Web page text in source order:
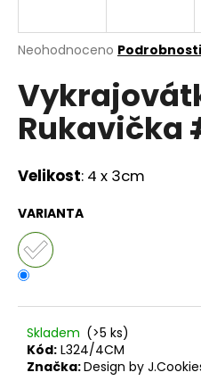
Průměrné
produktu
je
0,0
hvězdiček.
Neohodnoceno
Rukavička
Velikost: 4 x 3cm
VARIANTA
Skladem (>5 ks)
Kód: L324/4CM
Značka:Design by
j
t
?
D
o
p
o